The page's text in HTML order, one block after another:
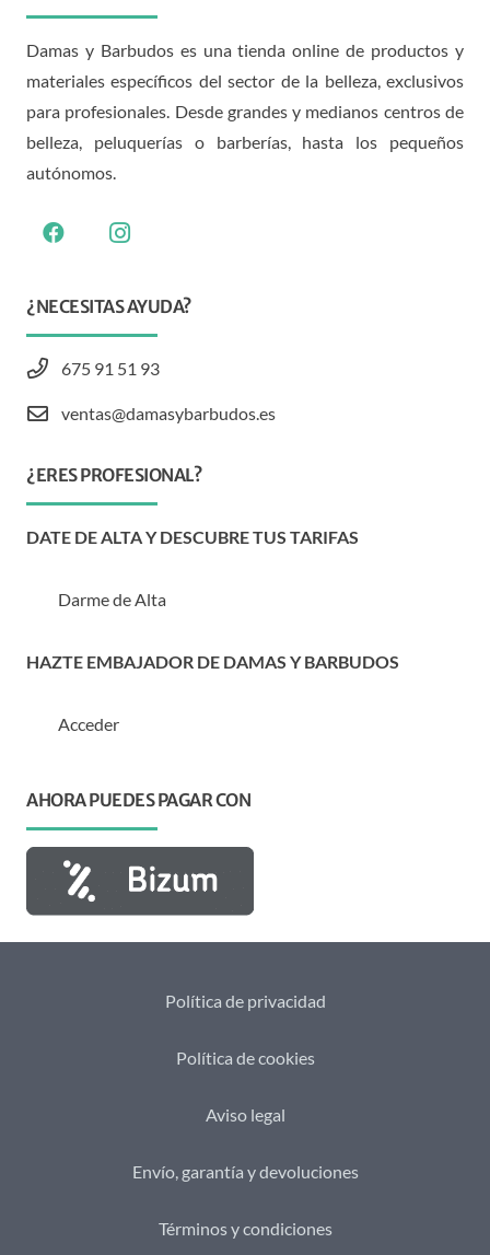
Damas y Barbudos es una tienda online de productos y
materiales específicos del sector de la belleza, exclusivos
para profesionales. Desde grandes y medianos centros de
belleza, peluquerías o barberías, hasta los pequeños
autónomos.
¿NECESITAS AYUDA?
675 91 51 93
ventas@damasybarbudos.es
¿ERES PROFESIONAL?
DATE DE ALTA Y DESCUBRE TUS TARIFAS
Darme de Alta
HAZTE EMBAJADOR DE DAMAS Y BARBUDOS
Acceder
AHORA PUEDES PAGAR CON
Política de privacidad
Política de cookies
Aviso legal
Envío, garantía y devoluciones
Términos y condiciones